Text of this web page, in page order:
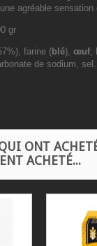
agréable sensation
gr
farine (blé), œuf,
de sodium, sel.
ONT
ACHETÉ...